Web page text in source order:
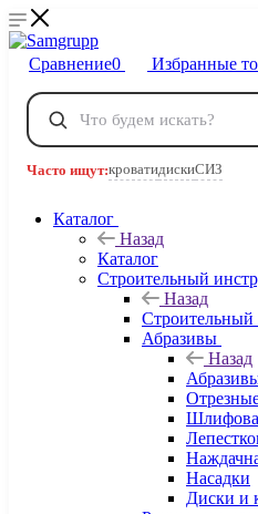
Сравнение0 Избранные
Телефоны
8 800 222-40-09
Часто ищут:кроватидискиСИЗ
Каталог
Назад
Каталог
Строительный
Назад
Строительный
Абразивы
Назад
Насадки
Диски и